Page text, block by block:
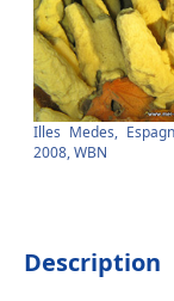
Illes Medes,
2008, WBN
Description